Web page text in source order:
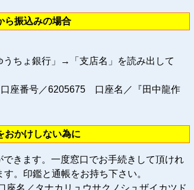
ら振込みの場合
うちょ銀行」→「支店名」を読み出して
座番号／6205675 口座名／『田中龍作
おかけしない為に
きます。一度窓口でお手続きして頂けれ
。印鑑と通帳をお持ち下さい。
名／タナカリュウサクノシュザイカツド